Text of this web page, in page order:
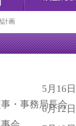
計画
5月16
・事務局長会
6月12